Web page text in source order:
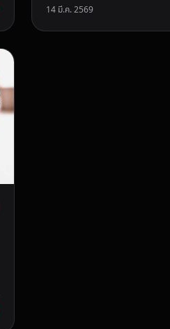
14 มี.ค. 2569